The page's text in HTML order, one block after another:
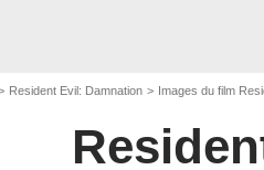
Resident Evil: Damnation Images du film